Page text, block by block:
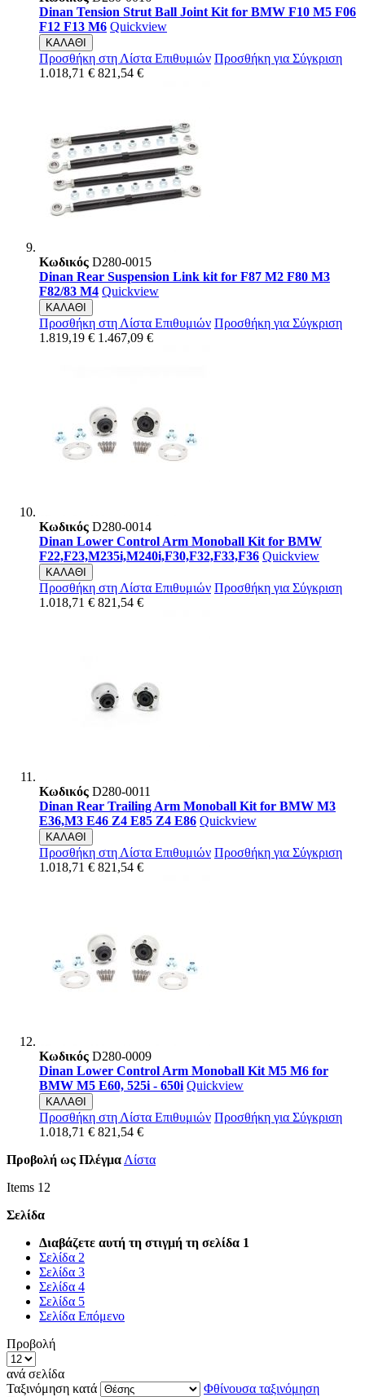
Dinan Tension Strut Ball Joint Kit for BMW F10 M5 F06
F12 F13 M6 Quickview
ΚΑΛΑΘΙ
Προσθήκη στη Λίστα Επιθυμιών Προσθήκη για Σύγκριση
1.018,71 € 821,54 €
Κωδικός D280-0015
Dinan Rear Suspension Link kit for F87 M2 F80 M3
F82/83 M4 Quickview
ΚΑΛΑΘΙ
Προσθήκη στη Λίστα Επιθυμιών Προσθήκη για Σύγκριση
1.819,19 € 1.467,09 €
Κωδικός D280-0014
Dinan Lower Control Arm Monoball Kit for BMW
F22,F23,M235i,M240i,F30,F32,F33,F36 Quickview
ΚΑΛΑΘΙ
Προσθήκη στη Λίστα Επιθυμιών Προσθήκη για Σύγκριση
1.018,71 € 821,54 €
Κωδικός D280-0011
Dinan Rear Trailing Arm Monoball Kit for BMW M3
E36,M3 E46 Z4 E85 Z4 E86 Quickview
ΚΑΛΑΘΙ
Προσθήκη στη Λίστα Επιθυμιών Προσθήκη για Σύγκριση
1.018,71 € 821,54 €
Κωδικός D280-0009
Dinan Lower Control Arm Monoball Kit M5 M6 for
BMW M5 E60, 525i - 650i Quickview
ΚΑΛΑΘΙ
Προσθήκη στη Λίστα Επιθυμιών Προσθήκη για Σύγκριση
1.018,71 € 821,54 €
Προβολή ως ΠλέγμαΛίστα
Items 12
Σελίδα
Διαβάζετε αυτή τη στιγμή τη σελίδα 1
Σελίδα 2
Σελίδα 3
Σελίδα 4
Σελίδα 5
Σελίδα Επόμενο
Προβολή
ανά σελίδα
Ταξινόμηση κατά
Φθίνουσα ταξινόμηση